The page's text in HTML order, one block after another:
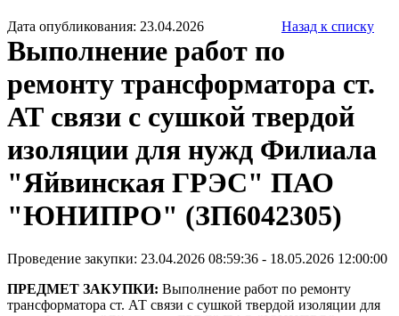
Дата опубликования: 23.04.2026 Назад к списку
Выполнение работ по
ремонту трансформатора ст.
АТ связи с сушкой твердой
изоляции для нужд Филиала
"Яйвинская ГРЭС" ПАО
"ЮНИПРО" (ЗП6042305)
Проведение закупки: 23.04.2026 08:59:36 - 18.05.2026 12:00:00
ПРЕДМЕТ ЗАКУПКИ: Выполнение работ по ремонту
трансформатора ст. АТ связи с сушкой твердой изоляции для